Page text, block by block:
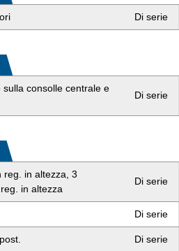
Di serie
consolle centrale e
Di serie
reg. in altezza, 3
in altezza
Di serie
Di serie
Di serie